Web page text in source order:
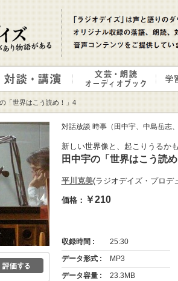
「世界はこう読め！」4
対話放談 時事（田中宇、中島岳志
新しい世界像と、起こりうるか
田中宇の「世界はこう読
平川克美(ラジオデイズ・プロデ
価格： ￥210
収録時間 :
25:30
データ形式 :
MP3
データ容量 :
23.3MB